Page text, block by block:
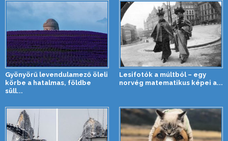
Gyönyörű levendulamező öleli
körbe a hatalmas, földbe
süll...
Lesifotók a múltból – egy
norvég matematikus képei a...